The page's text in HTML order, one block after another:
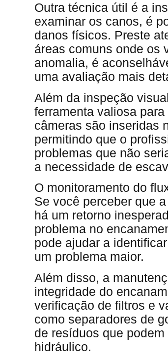
Outra técnica útil é a
examinar os canos, é
danos físicos. Preste
áreas comuns onde os
anomalia, é
uma avaliação mais
Além da inspeção
ferramenta valiosa
câmeras são inseridas
permitindo que o
problemas que não
a necessidade de
O monitoramento do
Se você perceber que
há um retorno
problema no
pode ajudar a
um problema maior.
Além disso, a
integridade do
verificação de filtros e
como separadores de
de resíduos que podem
hidráulico.